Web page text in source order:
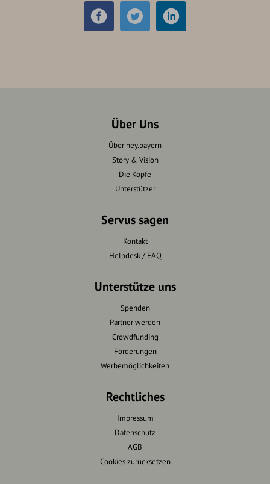
Über Uns
Über hey.bayern
Story & Vision
Die Köpfe
Unterstützer
Servus sagen
Kontakt
Helpdesk / FAQ
Unterstütze uns
Spenden
Partner werden
Crowdfunding
Förderungen
Werbemöglichkeiten
Rechtliches
Impressum
Datenschutz
AGB
Cookies zurücksetzen